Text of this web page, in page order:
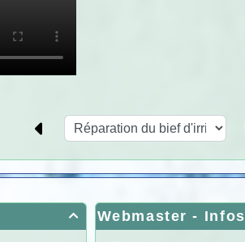
 Webmaster - Infos